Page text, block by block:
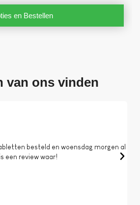
en Bestellen
van ons vinden
besteld en woensdag morgen al
een review waar!